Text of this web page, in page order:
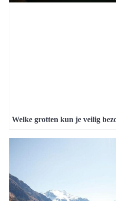
Welke grotten kun je veilig